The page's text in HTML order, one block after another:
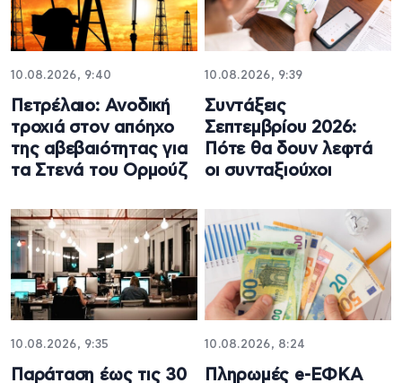
10.08.2026, 9:40
Πετρέλαιο: Ανοδική
τροχιά στον απόηχο
της αβεβαιότητας για
τα Στενά του Ορμούζ
10.08.2026, 9:39
Συντάξεις
Σεπτεμβρίου 2026:
Πότε θα δουν λεφτά
οι συνταξιούχοι
10.08.2026, 9:35
Παράταση έως τις 30
10.08.2026, 8:24
Πληρωμές e-ΕΦΚΑ